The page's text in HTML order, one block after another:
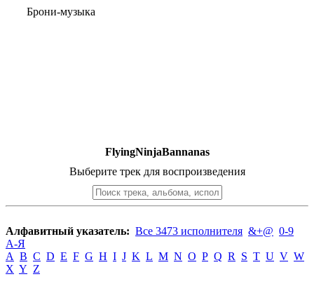
Брони-музыка
FlyingNinjaBannanas
Выберите трек для воспроизведения
Алфавитный указатель: Все 3473 исполнителя &+@ 0-9
А-Я
A B C D E F G H I J K L M N O P Q R S T U V W
X Y Z